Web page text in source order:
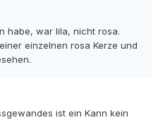
habe, war lila, nicht rosa.
einzelnen rosa Kerze und
ist ein Kann kein